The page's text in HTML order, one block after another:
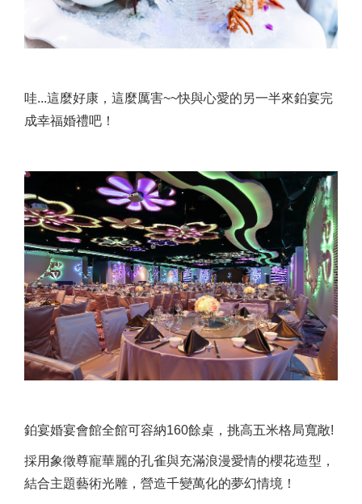
哇...這麼好康，這麼厲害~~快與心愛的另一半來鉑宴完
成幸福婚禮吧！
鉑宴婚宴會館全館可容納160餘桌，挑高五米格局寬敞!
採用象徵尊寵華麗的孔雀與充滿浪漫愛情的櫻花造型，
結合主題藝術光雕，營造千變萬化的夢幻情境！